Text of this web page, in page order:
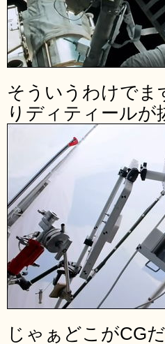
そういうわけでま
りディティールが
じゃぁどこがCG